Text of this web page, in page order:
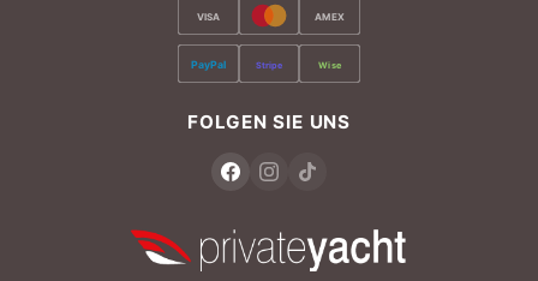
VISA AMEX
PayPal Stripe Wise
FOLGEN SIE UNS